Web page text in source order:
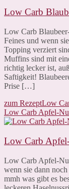
Low Carb
Low Carb
Feines und wenn
Topping verziert
Muffins sind mit
richtig lecker ist,
Saftigkeit!
Prise […]
zum RezeptLow
Low Carb Apfel-
Low Carb
Low Carb Apfel-
wenn sie dann
mmh was gibt es